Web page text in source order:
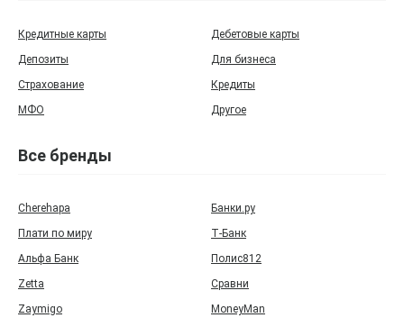
Кредитные карты
Дебетовые карты
Депозиты
Для бизнеса
Страхование
Кредиты
МФО
Другое
Все бренды
Cherehapa
Банки.ру
Плати по миру
Т‑Банк
Альфа Банк
Полис812
Zetta
Сравни
Zaymigo
MoneyMan